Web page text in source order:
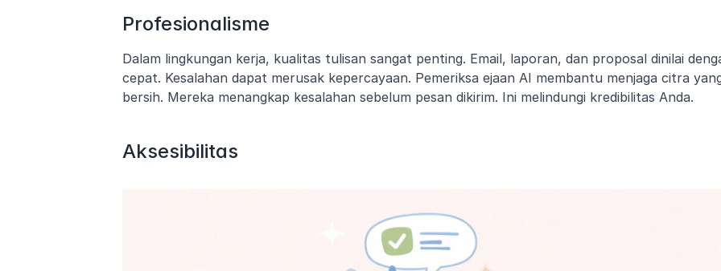
Profesionalisme
Dalam lingkungan kerja, kualitas tulisan sangat penting. Email, laporan, dan proposal dinilai
cepat. Kesalahan dapat merusak kepercayaan. Pemeriksa ejaan AI membantu menjaga citra
bersih. Mereka menangkap kesalahan sebelum pesan dikirim. Ini melindungi kredibilitas Anda.
Aksesibilitas